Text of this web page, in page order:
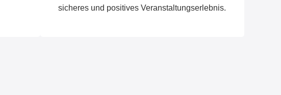
sicheres und positives Veranstaltungserlebnis.